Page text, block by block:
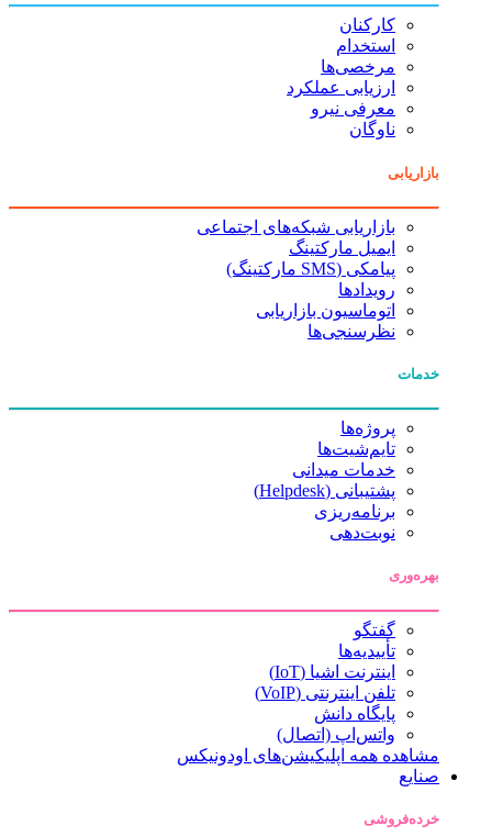
کارکنان
استخدام
مرخصی‌ها
ارزیابی عملکرد
معرفی نیرو
ناوگان
بازاریابی
بازاریابی شبکه‌های اجتماعی
ایمیل مارکتینگ
پیامکی (SMS مارکتینگ)
رویدادها
اتوماسیون بازاریابی
نظرسنجی‌ها
خدمات
پروژه‌ها
تایم‌شیت‌ها
خدمات میدانی
پشتیبانی (Helpdesk)
برنامه‌ریزی
نوبت‌دهی
بهره‌وری
گفتگو
تأییدیه‌ها
اینترنت اشیا (IoT)
تلفن اینترنتی (VoIP)
پایگاه دانش
واتس‌اپ (اتصال)
مشاهده همه اپلیکیشن‌های اودونیکس
صنایع
خرده‌فروشی